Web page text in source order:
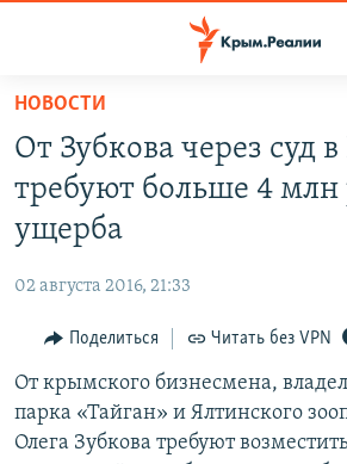
Вернуться
основному
содержанию
Вернутся
главной
навигации
Вернутся
поиску
НОВОСТИ
СПЕЦПРОЕКТЫ
ГРУЗ 200
11 ЛЕТ ОККУПАЦИИ КРЫМА. 11 ИСТОРИЙ
ВОДА
ЕЩЕ
ИНТЕРАКТИВ
ИНФОГРАФИКА
ТЕЛЕПРОЕКТ КРЫМ.РЕАЛИИ
РАДІО СВОБОДА
КАК ОБОЙТИ БЛОКИРОВКУ
Українською
НОВОСТИ
От Зубкова через суд
требуют больше 4 млн
ущерба
02 августа 2016, 21:33
Поделиться Читать без VPN
От крымского бизнесмена,
парка «Тайган» и Ялтинского
Олега Зубкова требуют